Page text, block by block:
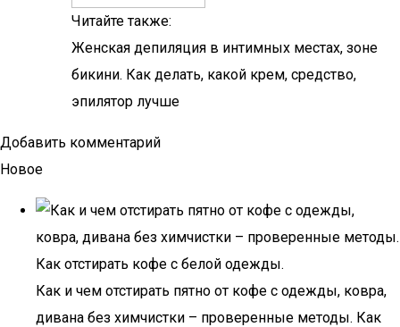
Читайте также:
Женская депиляция в интимных местах, зоне
бикини. Как делать, какой крем, средство,
эпилятор лучше
Добавить комментарий
Новое
Как и чем отстирать пятно от кофе с одежды, ковра,
дивана без химчистки – проверенные методы. Как